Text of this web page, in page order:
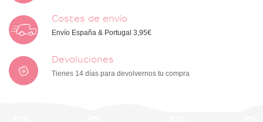
Costes de envío
Envío España & Portugal 3,95€
Devoluciones
Tienes 14 días para devolvernos tu compra